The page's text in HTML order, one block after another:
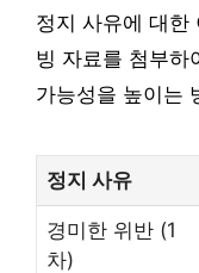
정지 사유에 대한
빙 자료를 첨부하
가능성을 높이는
정지 사유
경미한 위반 (1
차)